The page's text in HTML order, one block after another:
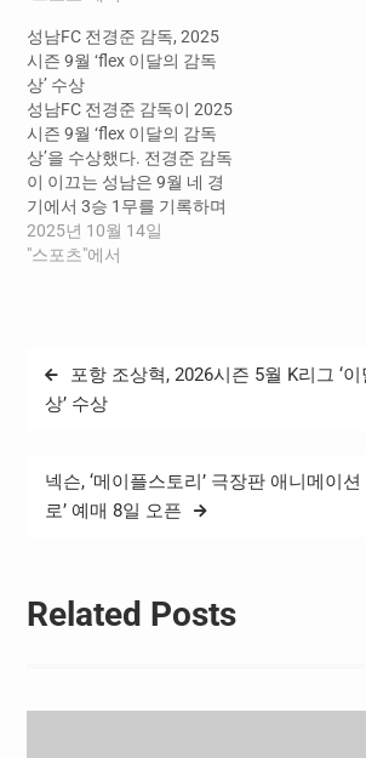
기간 K리그1, 2 전 구단을 통
틀어 최다 승점 및 최고 승률
(80%)이다. 김포는 8월 첫 경
기인 23라운드 화성전에서
1대0으로…
성남FC 전경준 감독, 2025
시즌 9월 ‘flex 이달의 감독
상’ 수상
성남FC 전경준 감독이 2025
시즌 9월 ‘flex 이달의 감독
상’을 수상했다. 전경준 감독
이 이끄는 성남은 9월 네 경
기에서 3승 1무를 기록하며
무패행진을 달렸다. 그 결과
성남은 9월 한 달간 승점 10
경기인 28라운드 안산전에
서 4대0으로…
2025년 10월 14일
"스포츠"에서
글
탐
포항 조상혁, 2026시즌 5월 K리그 ‘
상’ 수상
넥슨, ‘메이플스토리’ 극장판 애니메이션
로’ 예매 8일 오픈
Related Posts